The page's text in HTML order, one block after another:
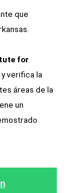
que
for
verifica la
áreas de la
un